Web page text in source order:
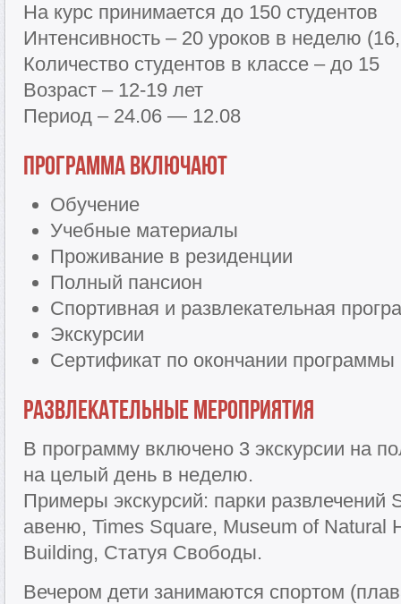
На курс принимается до 150 студентов
Интенсивность – 20 уроков в неделю
Количество студентов в классе – до 15
Возраст – 12-19 лет
Период – 24.06 — 12.08
Программа включают
Обучение
Учебные материалы
Проживание в резиденции
Полный пансион
Спортивная и развлекательная
Экскурсии
Сертификат по окончании программы
Развлекательные мероприятия
В программу включено 3 экскурсии на
на целый день в неделю.
Примеры экскурсий: парки развлечений
авеню, Times Square, Museum of Natural
Building, Cтатуя Свободы.
Вечером дети занимаются спортом